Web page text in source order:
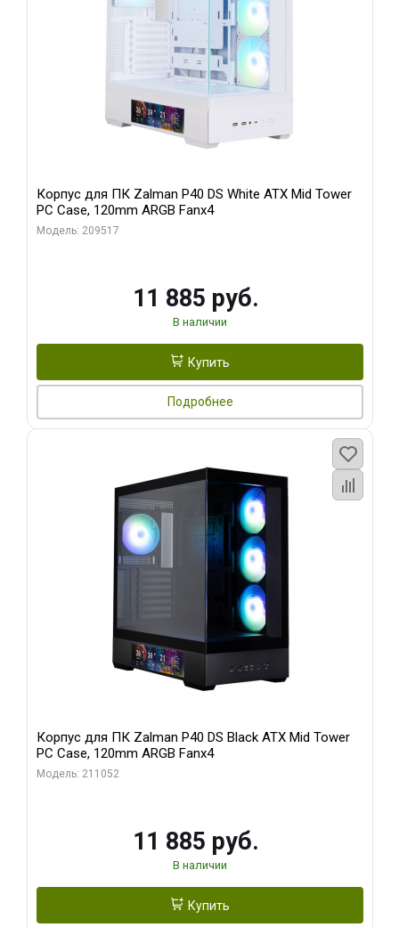
Корпус для ПК Zalman P40 DS White ATX Mid Tower
PC Case, 120mm ARGB Fanx4
Модель: 209517
11 885 руб.
В наличии
Купить
Подробнее
Корпус для ПК Zalman P40 DS Black ATX Mid Tower
PC Case, 120mm ARGB Fanx4
Модель: 211052
11 885 руб.
В наличии
Купить